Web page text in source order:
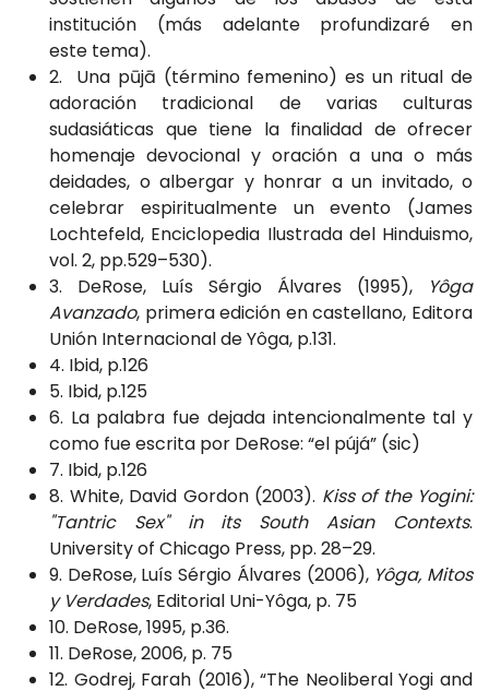
institución (más adelante profundizaré en
este tema).
2. Una pūjā (término femenino) es un ritual de
adoración tradicional de varias culturas
sudasiáticas que tiene la finalidad de ofrecer
homenaje devocional y oración a una o más
deidades, o albergar y honrar a un invitado, o
celebrar espiritualmente un evento (James
Lochtefeld, Enciclopedia Ilustrada del Hinduismo,
vol. 2, pp.529–530).
3. DeRose, Luís Sérgio Álvares (1995),
Yôga
Avanzado, primera edición en castellano, Editora
Unión Internacional de Yôga, p.131.
4. Ibid, p.126
5. Ibid, p.125
6. La palabra fue dejada intencionalmente tal y
como fue escrita por DeRose: “el pújá” (sic)
7. Ibid, p.126
8. White, David Gordon (2003). Kiss of the Yogini:
"Tantric Sex" in its South Asian Contexts.
University of Chicago Press, pp. 28–29.
9. DeRose, Luís Sérgio Álvares (2006), Yôga, Mitos
y Verdades, Editorial Uni-Yôga, p. 75
10. DeRose, 1995, p.36.
11. DeRose, 2006, p. 75
12. Godrej, Farah (2016), “The Neoliberal Yogi and